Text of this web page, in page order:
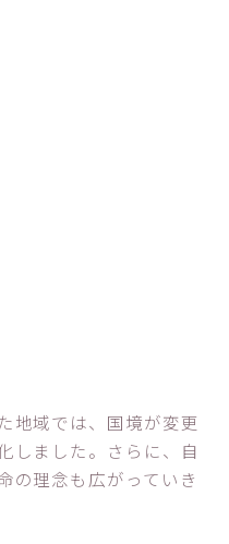
地域では、国境が変更
しました。さらに、自
の理念も広がっていき